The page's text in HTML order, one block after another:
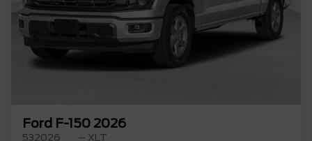
Précédent
Ford F-150 2026
532026
– XLT